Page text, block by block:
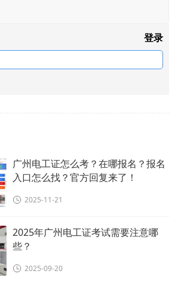
登录
广州电工证怎么考？在哪报名？报名
入口怎么找？官方回复来了！
2025-11-21
2025年广州电工证考试需要注意哪
些？
2025-09-20